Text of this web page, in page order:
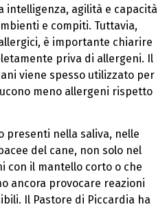
intelligenza, agilità e capacità
e compiti. Tuttavia,
è importante chiarire
priva di allergeni. Il
viene spesso utilizzato per
meno allergeni rispetto
presenti nella saliva, nelle
del cane, non solo nel
con il mantello corto o che
ancora provocare reazioni
Il Pastore di Piccardia ha